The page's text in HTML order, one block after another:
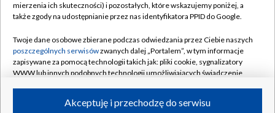
Naziemna Telewizja Cyfrowa
Rada Programowa
System NOS
Informacje o nadawcy
Program dla prasy
Pomoc
Kontakt
Kanały
mierzenia ich skuteczności) i pozostałych, które wskazujemy poniżej, a
także zgody na udostępnianie przez nas identyfikatora PPID do Google.
Twoje dane osobowe zbierane podczas odwiedzania przez Ciebie naszych
poszczególnych serwisówzwanych dalej „Portalem”, w tym informacje
zapisywane za pomocą technologii takich jak: pliki cookie, sygnalizatory
WWW lub innych podobnych technologii umożliwiających świadczenie
ruchu w Internecie.Akceptuję i przechodzę do serwisu